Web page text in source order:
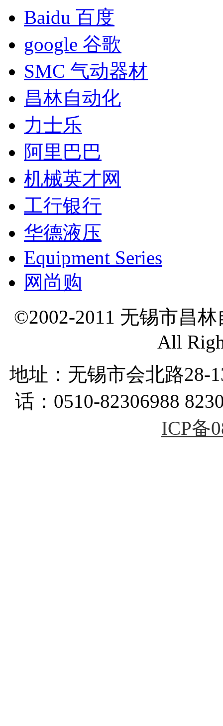
Baidu 百度
google 谷歌
SMC 气动器材
昌林自动化
力士乐
阿里巴巴
机械英才网
工行银行
华德液压
Equipment Series
网尚购
©2002-2011 无锡市昌
All
地址：无锡市会北路28-
话：0510-82306988
ICP备